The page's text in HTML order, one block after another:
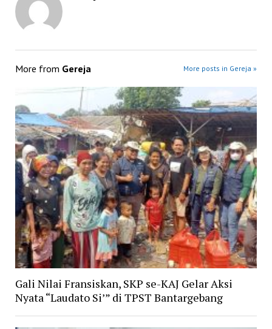
More from Gereja More posts in Gereja »
Gali Nilai Fransiskan, SKP se-KAJ Gelar Aksi
Nyata “Laudato Si’” di TPST Bantargebang